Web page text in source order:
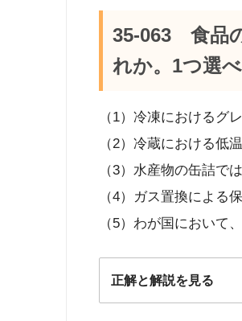
35-063 食品
れか。1つ選べ
（1）冷凍におけるグ
（2）冷蔵における低
（3）水産物の缶詰で
（4）ガス置換による
（5）わが国において
正解と解説を見る